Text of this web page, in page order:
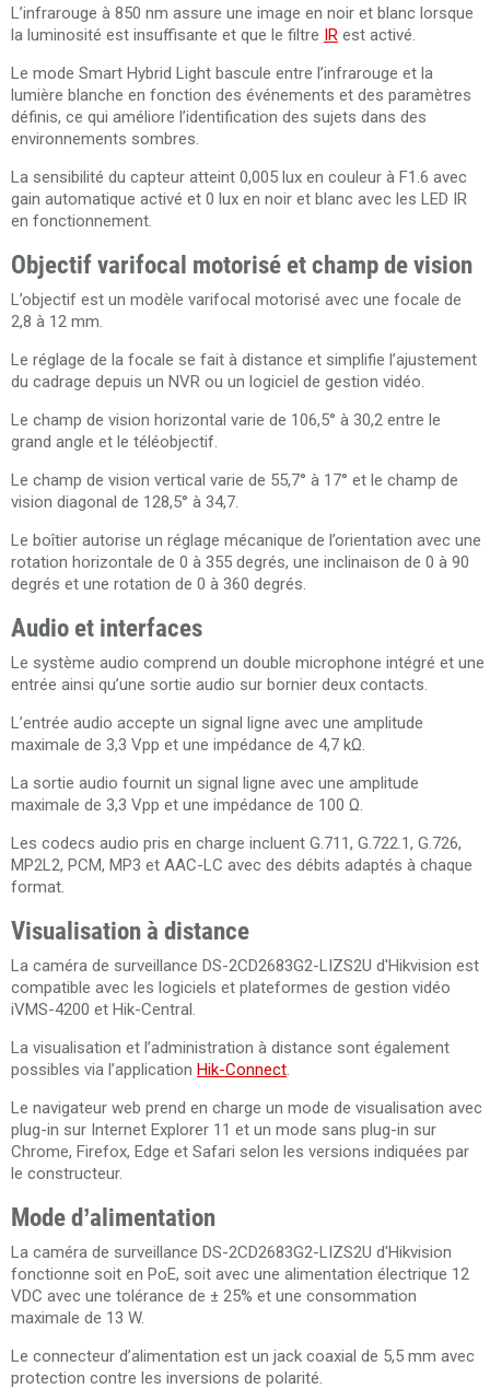
L’infrarouge à 850 nm assure une image en noir et blanc lorsque
la luminosité est insuffisante et que le filtre IR est activé.
Le mode Smart Hybrid Light bascule entre l’infrarouge et la
lumière blanche en fonction des événements et des paramètres
définis, ce qui améliore l’identification des sujets dans des
environnements sombres.
La sensibilité du capteur atteint 0,005 lux en couleur à F1.6 avec
gain automatique activé et 0 lux en noir et blanc avec les LED IR
en fonctionnement.
Objectif varifocal motorisé et champ de vision
L’objectif est un modèle varifocal motorisé avec une focale de
2,8 à 12 mm.
Le réglage de la focale se fait à distance et simplifie l’ajustement
du cadrage depuis un NVR ou un logiciel de gestion vidéo.
Le champ de vision horizontal varie de 106,5° à 30,2 entre le
grand angle et le téléobjectif.
Le champ de vision vertical varie de 55,7° à 17° et le champ de
vision diagonal de 128,5° à 34,7.
Le boîtier autorise un réglage mécanique de l’orientation avec une
rotation horizontale de 0 à 355 degrés, une inclinaison de 0 à 90
degrés et une rotation de 0 à 360 degrés.
Audio et interfaces
Le système audio comprend un double microphone intégré et une
entrée ainsi qu’une sortie audio sur bornier deux contacts.
L’entrée audio accepte un signal ligne avec une amplitude
maximale de 3,3 Vpp et une impédance de 4,7 kΩ.
La sortie audio fournit un signal ligne avec une amplitude
maximale de 3,3 Vpp et une impédance de 100 Ω.
Les codecs audio pris en charge incluent G.711, G.722.1, G.726,
MP2L2, PCM, MP3 et AAC-LC avec des débits adaptés à chaque
format.
Visualisation à distance
La caméra de surveillance DS-2CD2683G2-LIZS2U d'Hikvision est
compatible avec les logiciels et plateformes de gestion vidéo
iVMS-4200 et Hik-Central.
La visualisation et l’administration à distance sont également
possibles via l’application Hik-Connect.
Le navigateur web prend en charge un mode de visualisation avec
plug-in sur Internet Explorer 11 et un mode sans plug-in sur
Chrome, Firefox, Edge et Safari selon les versions indiquées par
le constructeur.
Mode d’alimentation
La caméra de surveillance DS-2CD2683G2-LIZS2U d'Hikvision
fonctionne soit en PoE, soit avec une alimentation électrique 12
VDC avec une tolérance de ± 25% et une consommation
maximale de 13 W.
Le connecteur d’alimentation est un jack coaxial de 5,5 mm avec
protection contre les inversions de polarité.